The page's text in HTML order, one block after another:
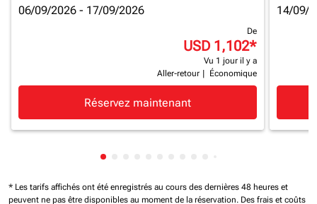
06/09/2026 - 17/09/2026
De
USD 1,102*
Vu 1 jour il y a
Aller-retour
Économique
Réservez maintenant
14/09/
Affichage de cmp-pagination-showing-
* Les tarifs affichés ont été enregistrés au cours des dernières 48 heures et
peuvent ne pas être disponibles au moment de la réservation. Des frais et coûts